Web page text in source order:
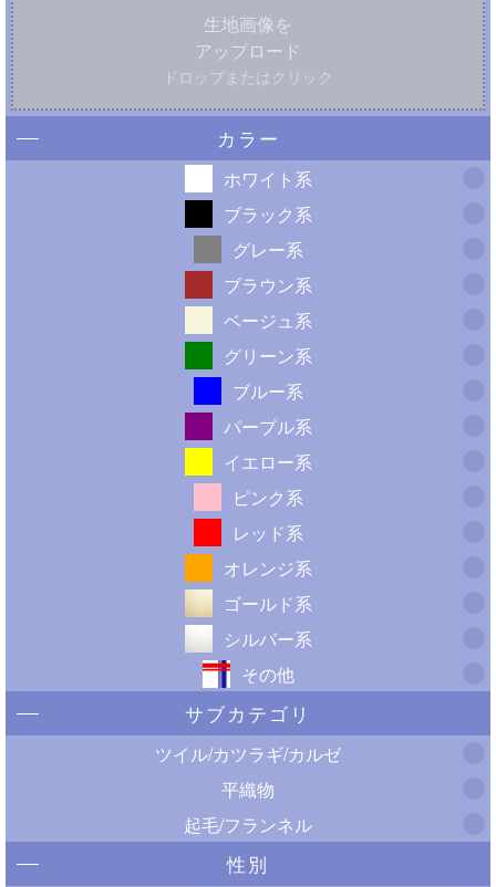
生地画像を
アップロード
ドロップまたはクリック
カラー
ホワイト系
ブラック系
グレー系
ブラウン系
ベージュ系
グリーン系
ブルー系
パープル系
イエロー系
ピンク系
レッド系
オレンジ系
ゴールド系
シルバー系
その他
サブカテゴリ
ツイル/カツラギ/カルゼ
平織物
起毛/フランネル
性別